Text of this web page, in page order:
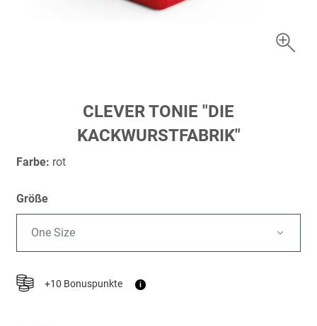
springen
CLEVER TONIE "DIE
KACKWURSTFABRIK"
Farbe: rot
Größe
One Size
+10 Bonuspunkte i